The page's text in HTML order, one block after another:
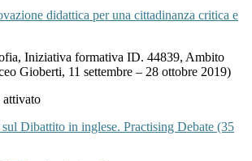
didattica per una cittadinanza critica e
Iniziativa formativa ID. 44839, Ambito
Gioberti, 11 settembre – 28 ottobre 2019)
attivato
Dibattito in inglese. Practising Debate (35